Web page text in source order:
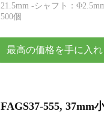
21.5mm -シャフト：
500個
最高の価格を手に入れ
FAGS37-555, 37mm